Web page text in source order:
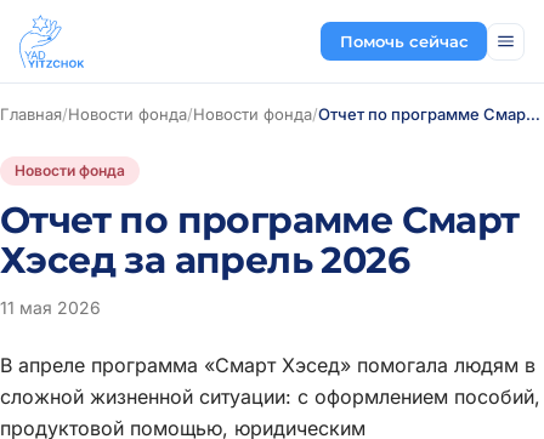
Помочь сейчас
Главная/Новости фонда/Новости фонда/ Отчет по программе Смарт Хэсед за апрель 2026
Новости фонда
Отчет по программе Смарт
Хэсед за апрель 2026
11 мая 2026
В апреле программа «Смарт Хэсед» помогала людям в
сложной жизненной ситуации: с оформлением пособий,
продуктовой помощью, юридическим